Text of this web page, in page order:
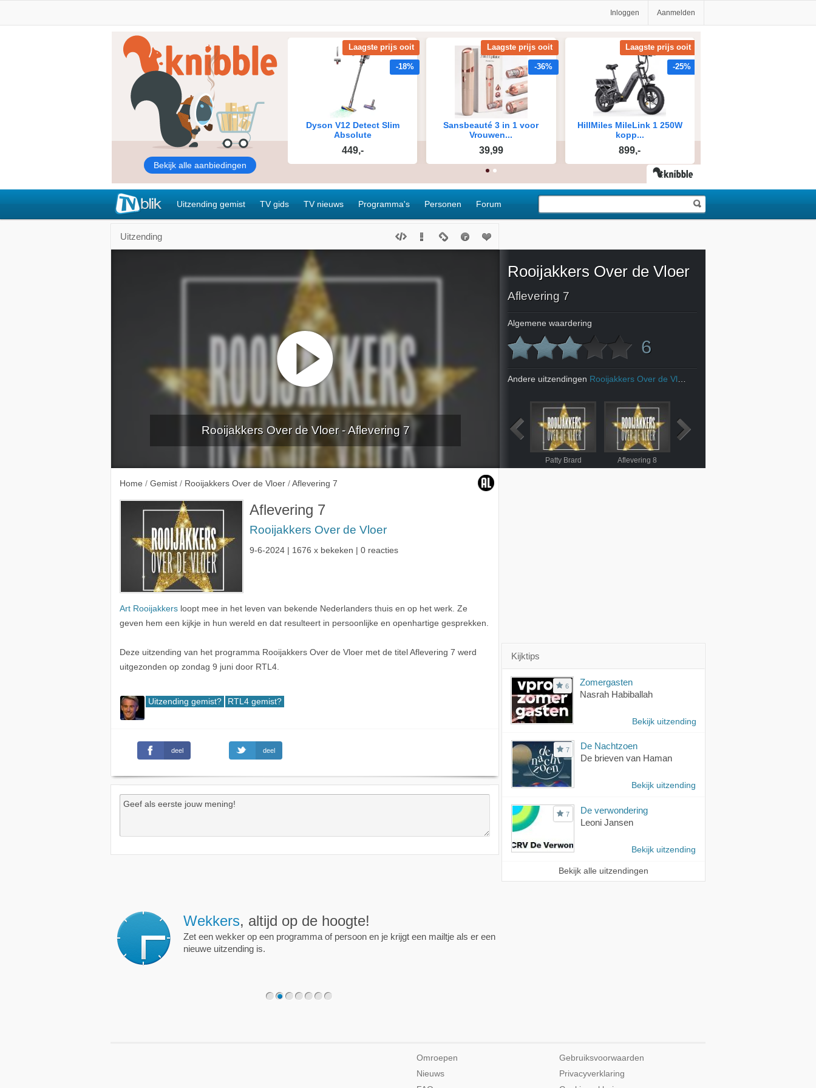
Inloggen Aanmelden
Uitzending gemist TV gids TV nieuws Programma's Personen Forum
Uitzending
Rooijakkers Over de Vloer - Aflevering 7
Home / Gemist / Rooijakkers Over de Vloer / Aflevering 7
Aflevering 7
Rooijakkers Over de Vloer
9-6-2024 | 1676 x bekeken | 0 reacties
Art Rooijakkers loopt mee in het leven van bekende Nederlanders thuis en op het werk. Ze
geven hem een kijkje in hun wereld en dat resulteert in persoonlijke en openhartige gesprekken.
Deze uitzending van het programma Rooijakkers Over de Vloer met de titel Aflevering 7 werd
uitgezonden op zondag 9 juni door RTL4.
Uitzending gemist? RTL4 gemist?
deel deel
Rooijakkers Over de Vloer
Aflevering 7
Algemene waardering
6
Andere uitzendingen Rooijakkers Over de Vloer
Patty Brard Aflevering 8
Kijktips
6
Zomergasten
Nasrah Habiballah
Bekijk uitzending
7
De Nachtzoen
De brieven van Haman
Bekijk uitzending
7
De verwondering
Leoni Jansen
Bekijk uitzending
Bekijk alle uitzendingen
Wekkers, altijd op de hoogte!
Zet een wekker op een programma of persoon en je krijgt een mailtje als er een
nieuwe uitzending is.
Omroepen
Nieuws
Gebruiksvoorwaarden
Privacyverklaring